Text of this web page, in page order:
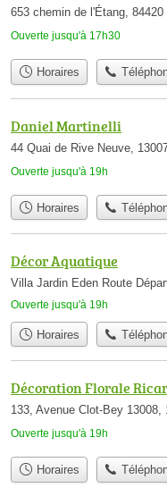
653 chemin de l'Étang, 84420
Ouverte jusqu'à 17h30
Horaires
Daniel Martinelli
44 Quai de Rive Neuve,
Ouverte jusqu'à 19h
Horaires
Décor Aquatique
Villa Jardin Eden Route
Ouverte jusqu'à 19h
Horaires
Décoration Florale
133, Avenue Clot-Bey 13008,
Ouverte jusqu'à 19h
Horaires